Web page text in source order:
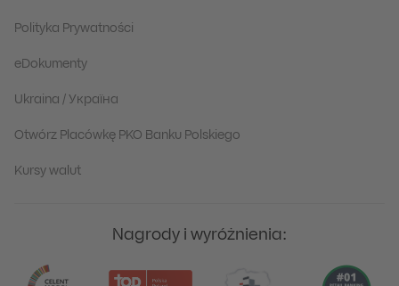
Polityka Prywatności
eDokumenty
Ukraina / Україна
Otwórz Placówkę PKO Banku Polskiego
Kursy walut
Nagrody i wyróżnienia: